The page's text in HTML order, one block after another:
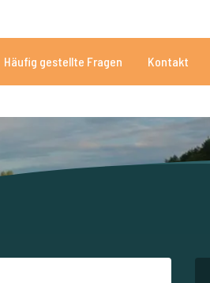
Häufig gestellte Fragen Kontakt